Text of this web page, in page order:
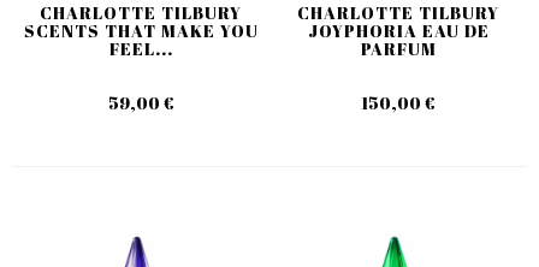
CHARLOTTE TILBURY
SCENTS THAT MAKE YOU
FEEL...
59,00 €
CHARLOTTE TILBURY
JOYPHORIA EAU DE
PARFUM
150,00 €